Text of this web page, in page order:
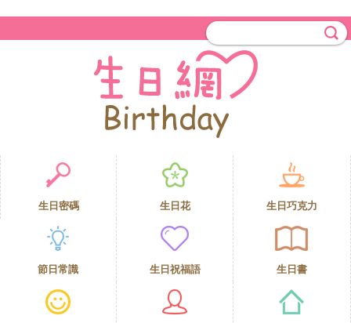
生日密碼 生日花 生日巧克力
節日常識 生日祝福語 生日書